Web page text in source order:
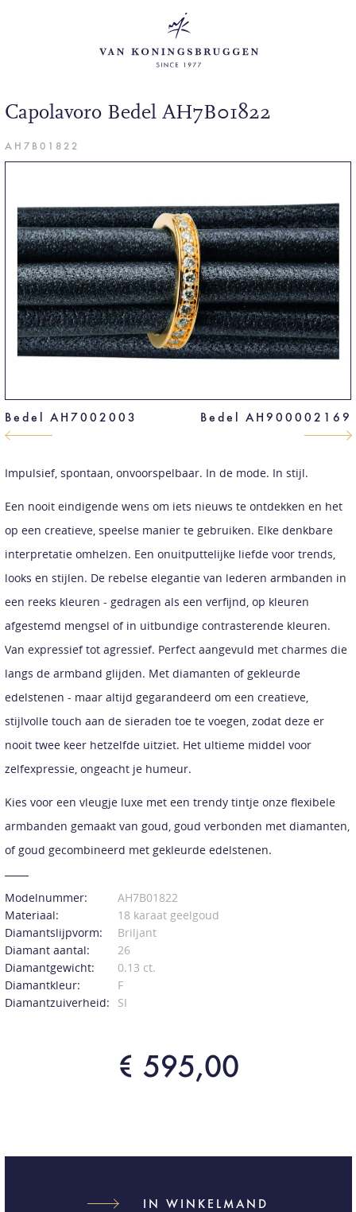
Capolavoro Bedel AH7B01822
AH7B01822
Bedel AH7002003 Bedel AH900002169
Impulsief, spontaan, onvoorspelbaar. In de mode. In stijl.
Een nooit eindigende wens om iets nieuws te ontdekken en het
op een creatieve, speelse manier te gebruiken. Elke denkbare
interpretatie omhelzen. Een onuitputtelijke liefde voor trends,
looks en stijlen. De rebelse elegantie van lederen armbanden in
een reeks kleuren - gedragen als een verfijnd, op kleuren
afgestemd mengsel of in uitbundige contrasterende kleuren.
Van expressief tot agressief. Perfect aangevuld met charmes die
langs de armband glijden. Met diamanten of gekleurde
edelstenen - maar altijd gegarandeerd om een creatieve,
stijlvolle touch aan de sieraden toe te voegen, zodat deze er
nooit twee keer hetzelfde uitziet. Het ultieme middel voor
zelfexpressie, ongeacht je humeur.
Kies voor een vleugje luxe met een trendy tintje onze flexibele
armbanden gemaakt van goud, goud verbonden met diamanten,
of goud gecombineerd met gekleurde edelstenen.
Modelnummer:
AH7B01822
Materiaal:
18 karaat geelgoud
Diamantslijpvorm:
Briljant
Diamant aantal:
26
Diamantgewicht:
0.13 ct.
Diamantkleur:
F
Diamantzuiverheid:
SI
€ 595,00
IN WINKELMAND